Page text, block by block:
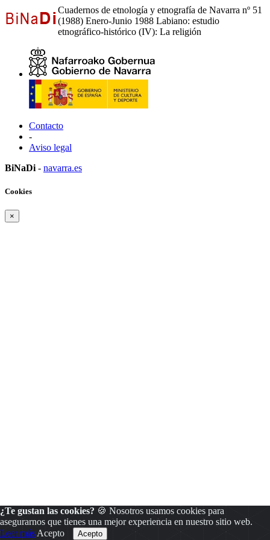
Cuadernos de etnología y etnografía de Navarra nº 51
(1988) Enero-Junio 1988 Labiano: estudio
etnográfico-histórico (IV): La religión
Contacto
-
Aviso legal
BiNaDi - navarra.es
¿Te gustan las cookies? 🍪 Nosotros usamos cookies para
asegurarnos que tienes una mejor experiencia en nuestro sitio web.
Leer más Acepto
Cookies
×